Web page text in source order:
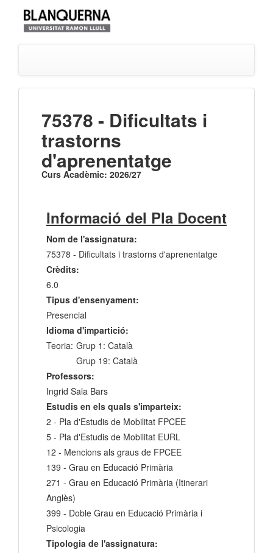
75378 - Dificultats i
trastorns
d'aprenentatge
Curs Acadèmic: 2026/27
Informació del Pla Docent
Nom de l'assignatura:
75378 - Dificultats i trastorns d'aprenentatge
Crèdits:
6.0
Tipus d'ensenyament:
Presencial
Idioma d'impartició:
Teoria: Grup 1: Català
Grup 19: Català
Professors:
Ingrid Sala Bars
Estudis en els quals s'imparteix:
2 - Pla d'Estudis de Mobilitat FPCEE
5 - Pla d'Estudis de Mobilitat EURL
12 - Mencions als graus de FPCEE
139 - Grau en Educació Primària
271 - Grau en Educació Primària (Itinerari
Anglès)
399 - Doble Grau en Educació Primària i
Psicologia
Tipologia de l'assignatura: